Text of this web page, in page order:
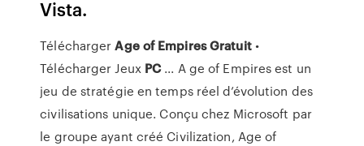
Vista.
TéléchargerAge of EmpiresGratuit•
Télécharger Jeux PC... A ge of Empires est un
jeu de stratégie en temps réel d’évolution des
civilisations unique. Conçu chez Microsoft par
le groupe ayant créé Civilization, Age of